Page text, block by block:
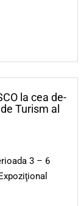
la cea de-
Turism al
3 – 6